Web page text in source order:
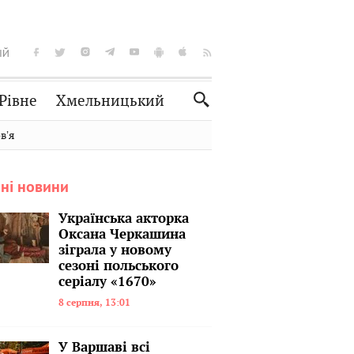
Хмельницький
Словко
Спорт
Нерухомість Домашні тварини
новини
Українська акторка
Оксана Черкашина
зіграла у новому
сезоні польського
серіалу «1670»
8 серпня, 13:01
У Варшаві всі